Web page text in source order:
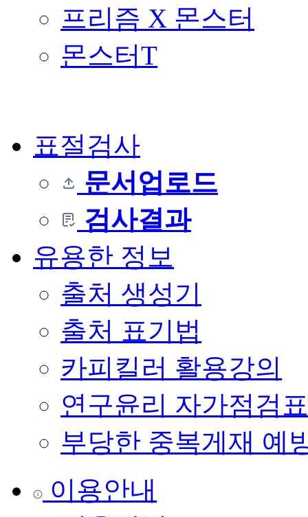
프리즘 X 몬스터
몬스터T
표절검사
문서업로드
검사결과
유용한 정보
출처 생성기
출처 표기법
카피킬러 활용강의
연구윤리 자가점검표
부당한 중복게재 예
이용안내